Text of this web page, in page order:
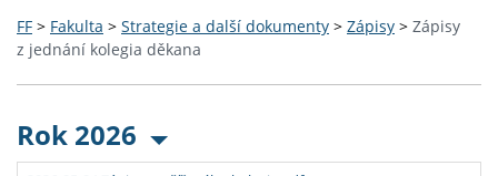
FF > Fakulta > Strategie a další dokumenty > Zápisy > Zápisy
z jednání kolegia děkana
Rok 2026